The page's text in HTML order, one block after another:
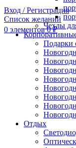
Вход / Регистрация
Список желаний
0 элементов 0₽
Чехлы
Подарки
Отдых
Нажмите, чтобы